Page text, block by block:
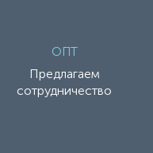
ОПТ
Предлагаем
сотрудничество